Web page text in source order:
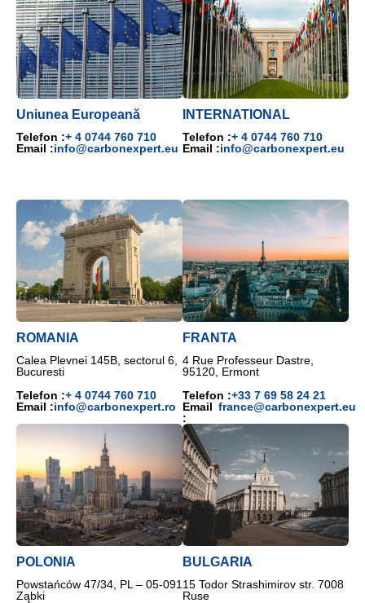
Uniunea Europeană
Telefon :+ 4 0744 760 710
Email :info@carbonexpert.eu
INTERNATIONAL
Telefon :+ 4 0744 760 710
Email :info@carbonexpert.eu
ROMANIA
Calea Plevnei 145B, sectorul 6,
Bucuresti
Telefon :+ 4 0744 760 710
Email :info@carbonexpert.ro
FRANTA
4 Rue Professeur Dastre,
95120, Ermont
Telefon :+33 7 69 58 24 21
Email
:
france@carbonexpert.eu
POLONIA
Powstańców 47/34, PL – 05-091
Ząbki
BULGARIA
15 Todor Strashimirov str. 7008
Ruse